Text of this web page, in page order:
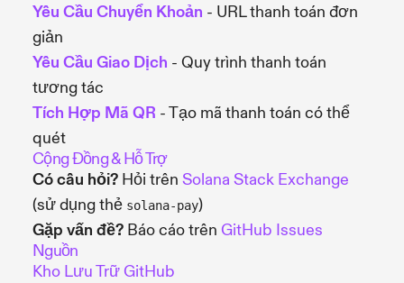
Yêu Cầu Chuyển Khoản - URL thanh toán đơn
giản
Yêu Cầu Giao Dịch - Quy trình thanh toán
tương tác
Tích Hợp Mã QR - Tạo mã thanh toán có thể
quét
Cộng Đồng & Hỗ Trợ
Có câu hỏi? Hỏi trên Solana Stack Exchange
(sử dụng thẻ solana-pay)
Gặp vấn đề? Báo cáo trên GitHub Issues
Nguồn
Kho Lưu Trữ GitHub